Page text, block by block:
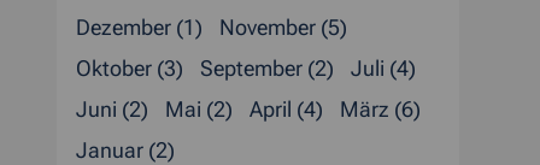
Dezember (1)
November (5)
Oktober (3)
September (2)
Juli (4)
Juni (2)
Mai (2) April (4)
März (6)
Januar (2)